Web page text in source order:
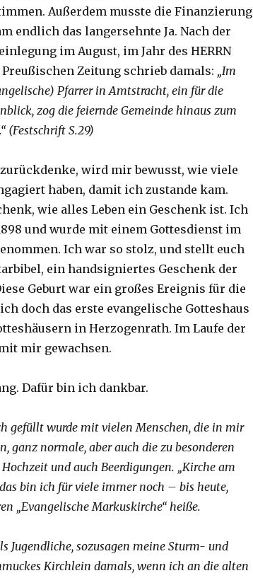
Außerdem musste die Finanzierung
endlich das langersehnte Ja. Nach der
im August, im Jahr des HERRN
Preußischen Zeitung schrieb damals: „Im
Pfarrer in Amtstracht, ein für die
zog die feiernde Gemeinde hinaus zum
(Festschrift S.29)
wird mir bewusst, wie viele
haben, damit ich zustande kam.
wie alles Leben ein Geschenk ist. Ich
und wurde mit einem Gottesdienst im
Ich war so stolz, und stellt euch
ein handsigniertes Geschenk der
Geburt war ein großes Ereignis für die
doch das erste evangelische Gotteshaus
in Herzogenrath. Im Laufe der
mir gewachsen.
Dafür bin ich dankbar.
gefüllt wurde mit vielen Menschen, die in mir
ganz normale, aber auch die zu besonderen
und auch Beerdigungen. „Kirche am
bin ich für viele immer noch – bis heute,
„Evangelische Markuskirche“ heiße.
Jugendliche, sozusagen meine Sturm- und
Kirchlein damals, wenn ich an die alten